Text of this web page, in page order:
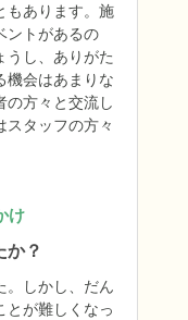
もあります。施
ントがあるの
うし、ありがた
機会はあまりな
の方々と交流し
スタッフの方々
け
か？
。しかし、だん
とが難しくなっ